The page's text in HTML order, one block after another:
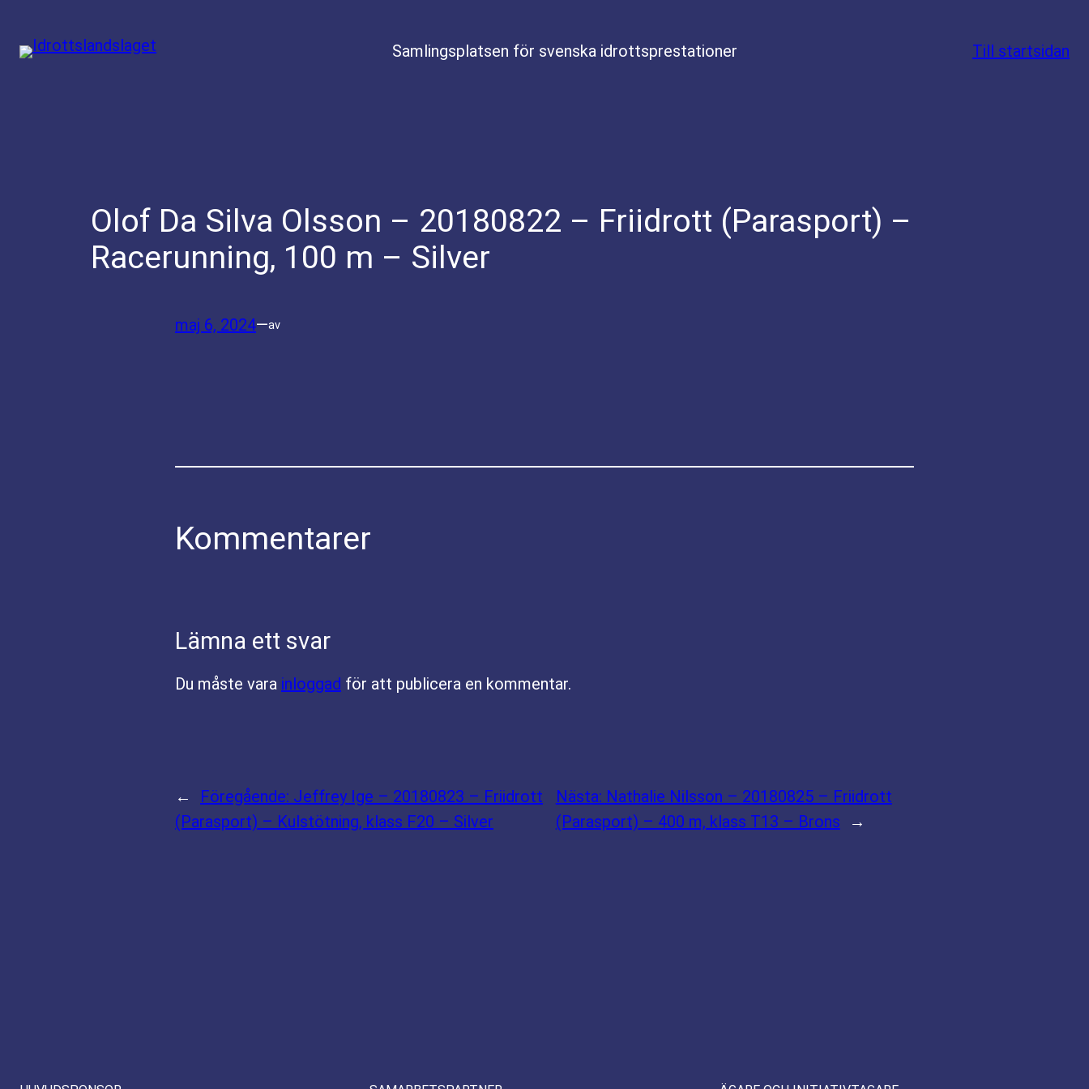
till
Samlingsplatsen för svenska idrottsprestationer Till startsidan
Olof Da Silva Olsson – 20180822 – Friidrott (Parasport) –
Racerunning, 100 m – Silver
maj 6, 2024—av
Kommentarer
Lämna ett svar
Du måste vara inloggad för att publicera en kommentar.
← Föregående: Jeffrey Ige – 20180823 – Friidrott
(Parasport) – Kulstötning, klass F20 – Silver
Nästa: Nathalie Nilsson – 20180825 – Friidrott
(Parasport) – 400 m, klass T13 – Brons
→